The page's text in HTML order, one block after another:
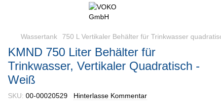
Wassertank 750 L Vertikaler Behälter für Trinkwasser
KMND 750 Liter Behälter für
Trinkwasser, Vertikaler Quadratisch -
Weiß
SKU: 00-00020529 Hinterlasse Kommentar